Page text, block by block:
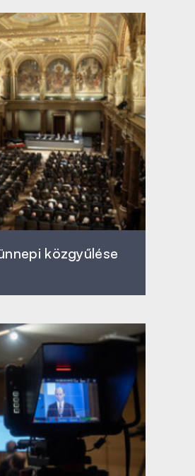
közgyűlése